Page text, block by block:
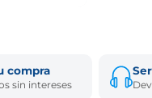
compra
sin intereses